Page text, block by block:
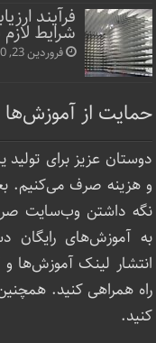
فرآیند
شرایط لازم
فروردین 23, 1400
حمایت از آموزش‌ها
دوستان عزیز برای
و هزینه صرف می‌کنیم.
نگه داشتن وب‌سایت
به آموزش‌های رایگان
انتشار لینک‌ آموزش‌ها
راه همراهی کنید.
کنید.